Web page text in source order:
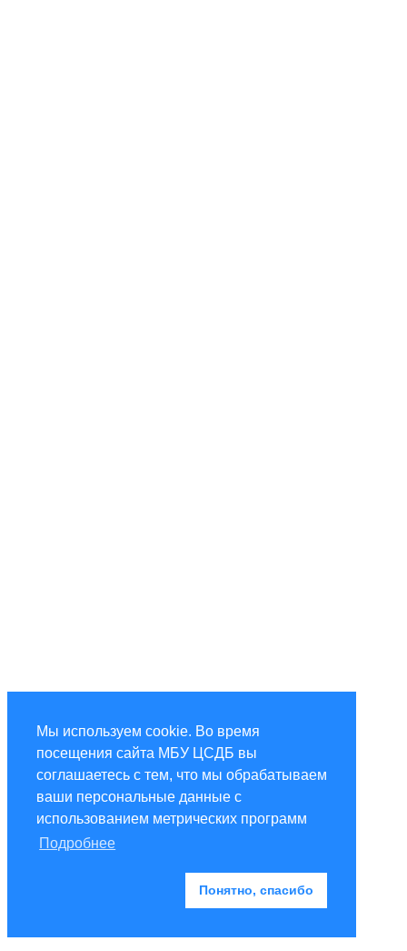
Мы используем cookie. Во время
посещения сайта МБУ ЦСДБ вы
соглашаетесь с тем, что мы обрабатываем
ваши персональные данные с
использованием метрических программ
Подробнее
Понятно, спасибо